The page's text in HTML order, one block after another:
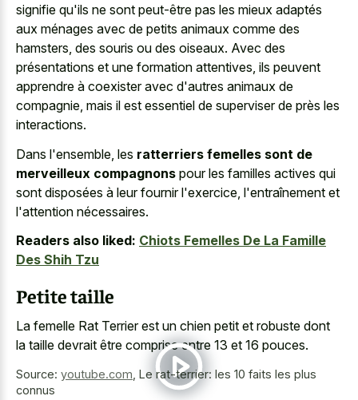
signifie qu'ils ne sont peut-être pas les mieux adaptés
aux ménages avec de petits animaux comme des
hamsters, des souris ou des oiseaux. Avec des
présentations et une formation attentives, ils peuvent
apprendre à coexister avec d'autres animaux de
compagnie, mais il est essentiel de superviser de près les
interactions.
Dans l'ensemble, les ratterriers femelles sont de
merveilleux compagnons pour les familles actives qui
sont disposées à leur fournir l'exercice, l'entraînement et
l'attention nécessaires.
Readers also liked: Chiots Femelles De La Famille
Des Shih Tzu
Petite taille
La femelle Rat Terrier est un chien petit et robuste dont
la taille devrait être comprise entre 13 et 16 pouces.
Source: youtube.com Le rat-terrier: les 10 faits les plus
connus